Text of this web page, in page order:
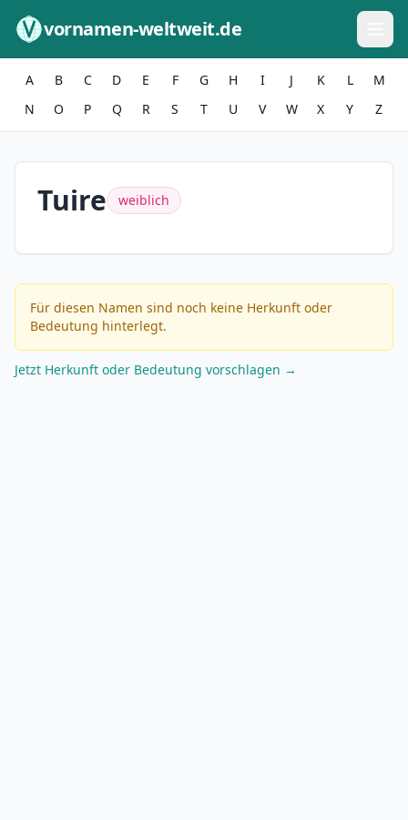
vornamen-weltweit.de
A B C D E F G H I J K L
M
N
O P Q R S T U V W X Y Z
Tuire weiblich
Für diesen Namen sind noch keine Herkunft oder
Bedeutung hinterlegt.
Jetzt Herkunft oder Bedeutung vorschlagen →